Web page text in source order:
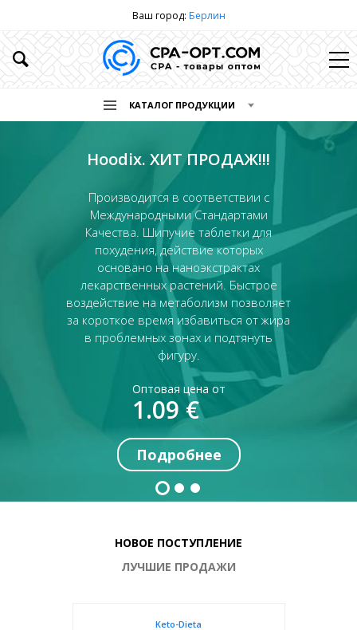
Ваш город: Берлин
КАТАЛОГ ПРОДУКЦИИ
Нейросистема 7
Взаимовыгодное сотрудничество по
производству продукции. Мощная
производственная база, основу
которой составляет современное
оборудование и уникальные
компетенции, накопленные за
многолетний период успешной
работы, позволяют нам выпускать
сотни тысяч единиц разнообразной
Оптовая цена от
1.07€
Подробнее
НОВОЕ ПОСТУПЛЕНИЕ
ЛУЧШИЕ ПРОДАЖИ